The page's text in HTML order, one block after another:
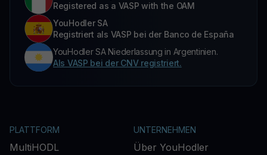
Registered as a VASP with the OAM
YouHodler SA
Registriert als VASP bei der Banco de España
YouHodler SA Niederlassung in Argentinien.
Als VASP bei der CNV registriert.
PLATTFORM
MultiHODL
UNTERNEHMEN
Über YouHodler